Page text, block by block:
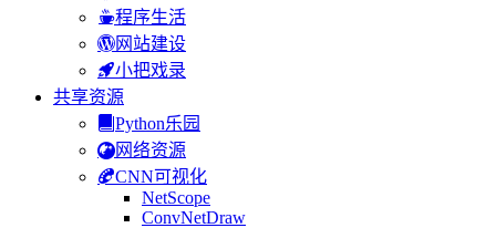
程序生活
网站建设
小把戏录
共享资源
Python乐园
网络资源
CNN可视化
NetScope
ConvNetDraw